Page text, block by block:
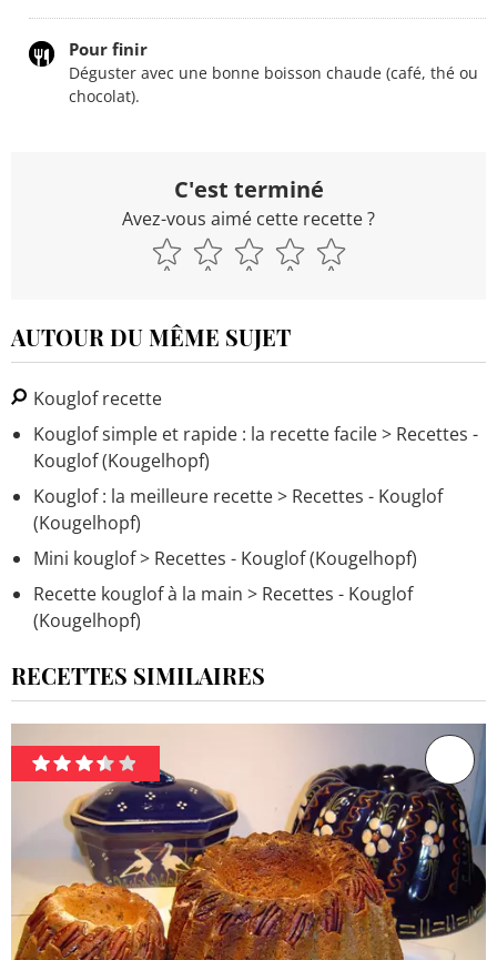
Pour finir
Déguster avec une bonne boisson chaude (café, thé ou
chocolat).
C'est terminé
Avez-vous aimé cette recette ?
AUTOUR DU MÊME SUJET
Kouglof recette
Kouglof simple et rapide : la recette facile> Recettes -
Kouglof (Kougelhopf)
Kouglof : la meilleure recette> Recettes - Kouglof
(Kougelhopf)
Mini kouglof> Recettes - Kouglof (Kougelhopf)
Recette kouglof à la main > Recettes - Kouglof
(Kougelhopf)
RECETTES SIMILAIRES